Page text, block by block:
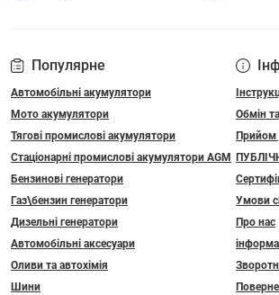
Популярне
Автомобільні акумулятори
Мото акумулятори
Тягові промислові акумулятори
Стаціонарні промислові акумулятори АGM
Бензинові генератори
Газ\бензин генератори
Дизельні генератори
Автомобільні аксесуари
Оливи та автохімія
Шини
Обмін
Прийом
Умови
Про нас